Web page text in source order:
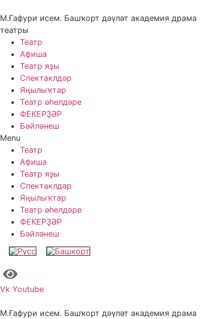
to
content
М.Ғафури исем. Башҡорт дәүләт академия драма
театры
Театр
Афиша
Театр яҙы
Спектаклдәр
Яңылыҡтар
Театр әһелдәре
ФЕКЕРҘӘР
Бәйләнеш
Menu
Театр
Афиша
Театр яҙы
Спектаклдәр
Яңылыҡтар
Театр әһелдәре
ФЕКЕРҘӘР
Бәйләнеш
Vk Youtube
М.Ғафури исем. Башҡорт дәүләт академия драма